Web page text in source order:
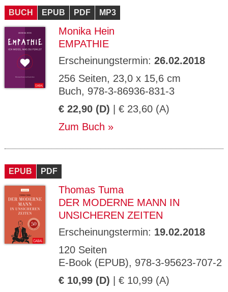
BUCH EPUB PDF MP3
Monika Hein
EMPATHIE
Erscheinungstermin: 26.02.2018
256 Seiten, 23,0 x 15,6 cm
Buch, 978-3-86936-831-3
€ 22,90 (D) | € 23,60 (A)
Zum Buch
EPUB PDF
Thomas Tuma
DER MODERNE MANN IN
UNSICHEREN ZEITEN
Erscheinungstermin: 19.02.2018
120 Seiten
E-Book (EPUB), 978-3-95623-707-2
€ 10,99 (D) | € 10,99 (A)